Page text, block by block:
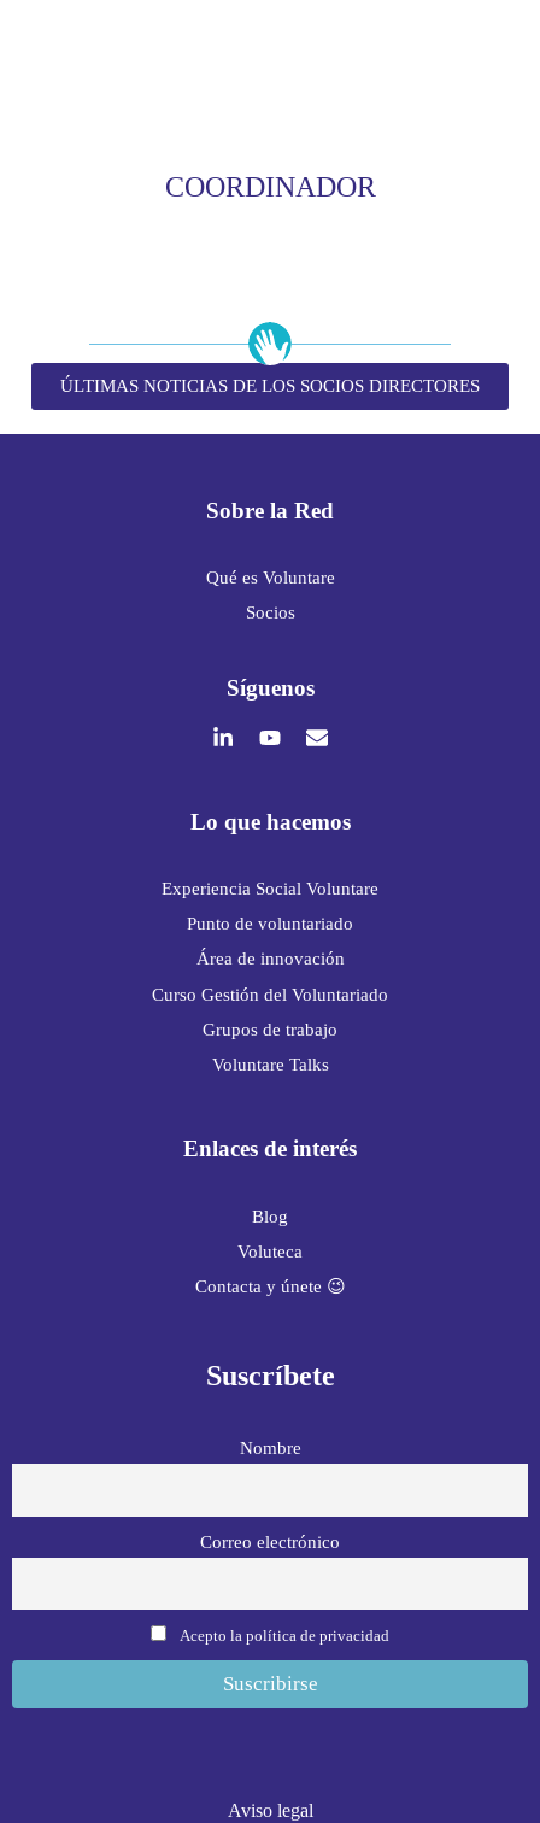
COORDINADOR
ÚLTIMAS NOTICIAS DE LOS SOCIOS DIRECTORES
Sobre la Red
Qué es Voluntare
Socios
Síguenos
Lo que hacemos
Experiencia Social Voluntare
Punto de voluntariado
Área de innovación
Curso Gestión del Voluntariado
Grupos de trabajo
Voluntare Talks
Enlaces de interés
Blog
Voluteca
Contacta y únete 😉
Suscríbete
Nombre
Correo electrónico
Acepto la política de privacidad
Aviso legal